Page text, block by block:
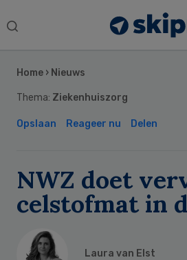
Search
Home › Nieuws
Thema: Ziekenhuiszorg
Opslaan Reageer nu Delen
NWZ doet
celstofmat in
Laura van Elst
Sidebar